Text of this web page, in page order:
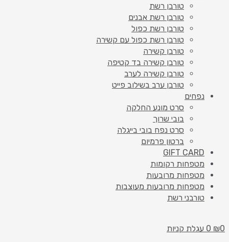
טורבן רשת
טורבן רשת אבנים
טורבן רשת כפול
טורבן רשת כפול עם קשירה
טורבן קשירה
טורבן קשירה בד קטיפה
טורבן קשירה לערב
טורבן ערב בשילוב פייט
נפחים
סרט מונע החלקה
בובי שרוך
סרט נפח בובי בייגלה
ברטון פרמיום
GIFT CARD
מטפחות רקומות
מטפחות מרובעות
מטפחות מרובעות מעוצבות
טורבני רשת
₪0
0 עגלת קניות